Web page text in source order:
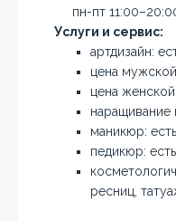
пн-пт
Услуги и сервис:
артдизайн:
цена
цена
наращивание
маникюр:
педикюр:
ресниц,